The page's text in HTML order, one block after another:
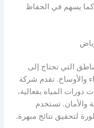
كما يسهم في الحفاظ
التي تحتاج إلى
والأوساخ. تقدم شركة
المياه بفعالية،
والأمان. تستخدم
لتحقيق نتائج مبهرة.